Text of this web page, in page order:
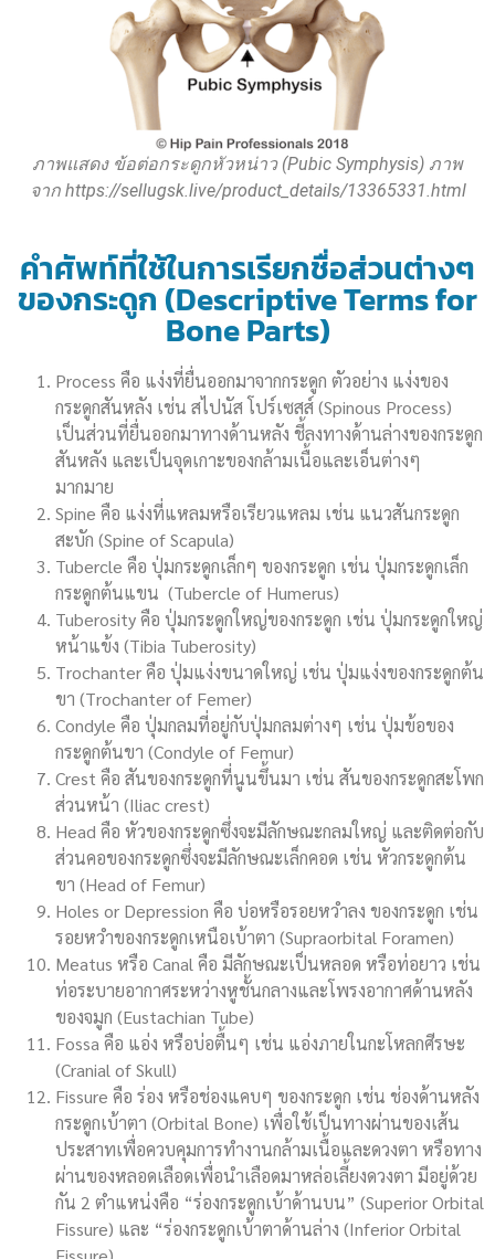
ภาพแสดง ข้อต่อกระดูกหัวหน่าว (Pubic Symphysis) ภาพ
จาก https://sellugsk.live/product_details/13365331.html
คำศัพท์ที่ใช้ในการเรียกชื่อส่วนต่างๆ
ของกระดูก (Descriptive Terms for
Bone Parts)
Process คือ แง่งที่ยื่นออกมาจากกระดูก ตัวอย่าง แง่งของ
กระดูกสันหลัง เช่น สไปนัส โปร์เซสส์ (Spinous Process)
เป็นส่วนที่ยื่นออกมาทางด้านหลัง ชี้ลงทางด้านล่างของกระดูก
สันหลัง และเป็นจุดเกาะของกล้ามเนื้อและเอ็นต่างๆ
มากมาย
Spine คือ แง่งที่แหลมหรือเรียวแหลม เช่น แนวสันกระดูก
สะบัก (Spine of Scapula)
Tubercle คือ ปุ่มกระดูกเล็กๆ ของกระดูก เช่น ปุ่มกระดูกเล็ก
กระดูกต้นแขน (Tubercle of Humerus)
Tuberosity คือ ปุ่มกระดูกใหญ่ของกระดูก เช่น ปุ่มกระดูกใหญ่
หน้าแข้ง (Tibia Tuberosity)
Trochanter คือ ปุ่มแง่งขนาดใหญ่ เช่น ปุ่มแง่งของกระดูกต้น
ขา (Trochanter of Femer)
Condyle คือ ปุ่มกลมที่อยู่กับปุ่มกลมต่างๆ เช่น ปุ่มข้อของ
กระดูกต้นขา (Condyle of Femur)
Crest คือ สันของกระดูกที่นูนขึ้นมา เช่น สันของกระดูกสะโพก
ส่วนหน้า (Iliac crest)
Head คือ หัวของกระดูกซึ่งจะมีลักษณะกลมใหญ่ และติดต่อกับ
ส่วนคอของกระดูกซึ่งจะมีลักษณะเล็กคอด เช่น หัวกระดูกต้น
ขา (Head of Femur)
Holes or Depression คือ บ่อหรือรอยหวำลง ของกระดูก เช่น
รอยหวำของกระดูกเหนือเบ้าตา (Supraorbital Foramen)
Meatus หรือ Canal คือ มีลักษณะเป็นหลอด หรือท่อยาว เช่น
ท่อระบายอากาศระหว่างหูชั้นกลางและโพรงอากาศด้านหลัง
ของจมูก (Eustachian Tube)
Fossa คือ แอ่ง หรือบ่อตื้นๆ เช่น แอ่งภายในกะโหลกศีรษะ
(Cranial of Skull)
Fissure คือ ร่อง หรือช่องแคบๆ ของกระดูก เช่น ช่องด้านหลัง
กระดูกเบ้าตา (Orbital Bone) เพื่อใช้เป็นทางผ่านของเส้น
ประสาทเพื่อควบคุมการทำงานกล้ามเนื้อและดวงตา หรือทาง
ผ่านของหลอดเลือดเพื่อนำเลือดมาหล่อเลี้ยงดวงตา มีอยู่ด้วย
กัน 2 ตำแหน่งคือ “ร่องกระดูกเบ้าด้านบน” (Superior Orbital
Fissure) และ “ร่องกระดูกเบ้าตาด้านล่าง (Inferior Orbital